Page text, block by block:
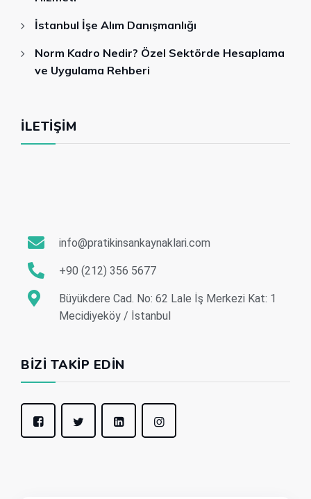
İstanbul İşe Alım Danışmanlığı
Norm Kadro Nedir? Özel Sektörde Hesaplama
ve Uygulama Rehberi
İLETIŞIM
info@pratikinsankaynaklari.com
+90 (212) 356 5677
Büyükdere Cad. No: 62 Lale İş Merkezi Kat: 1
Mecidiyeköy / İstanbul
BIZI TAKIP EDIN